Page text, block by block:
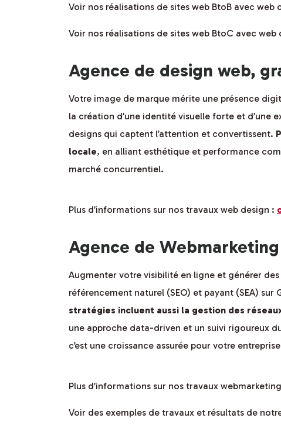
Voir nos réalisations de sites web BtoB avec web
Voir nos réalisations de sites web BtoC avec
Agence de design web,
Votre image de marque mérite une présence
la création d’une identité visuelle forte et
designs qui captent l’attention et convertissent.
locale, en alliant esthétique et performance
marché concurrentiel.
Plus d’informations sur nos travaux web design :
Agence de Webmarketing
Augmenter votre visibilité en ligne et générer
référencement naturel (SEO) et payant (SEA)
stratégies incluent aussi la gestion des
une approche data-driven et un suivi rigoureux
c’est une croissance assurée pour votre
Plus d’informations sur nos travaux
Voir des exemples de travaux et résultats de